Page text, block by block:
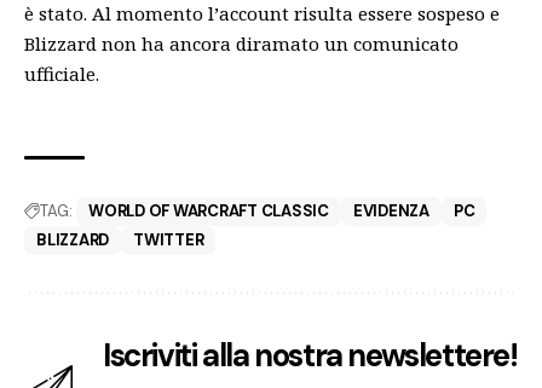
è stato. Al momento l’account risulta essere sospeso e
Blizzard non ha ancora diramato un comunicato
ufficiale.
TAG: WORLD OF WARCRAFT CLASSIC EVIDENZA
PC
BLIZZARD
TWITTER
Iscriviti alla nostra newslettere!